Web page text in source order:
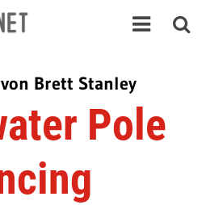
Brett Stanley
Pole